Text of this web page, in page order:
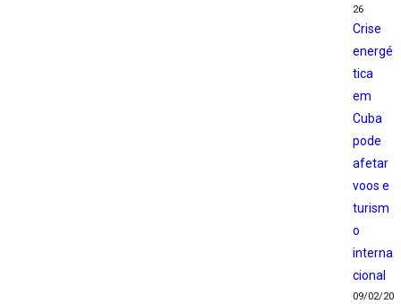
26
Crise
energé
tica
em
Cuba
pode
afetar
voos e
turism
o
interna
cional
09/02/20